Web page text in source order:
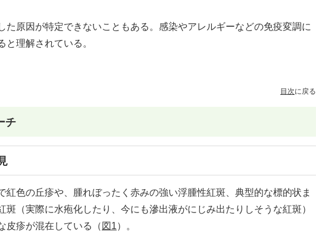
た原因が特定できないこともある。感染やアレルギーなどの免疫変調に
と理解されている。
目次に戻る
チ
紅色の丘疹や、腫れぼったく赤みの強い浮腫性紅斑、典型的な標的状ま
斑（実際に水疱化したり、今にも滲出液がにじみ出たりしそうな紅斑）
皮疹が混在している（ 図1）。